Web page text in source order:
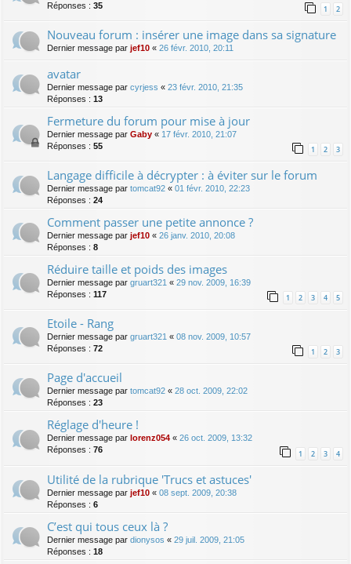
Réponses : 35 1 2
Nouveau forum : insérer une image dans sa signature
Dernier message par jef10 « 26 févr. 2010, 20:11
avatar
Dernier message par cyrjess « 23 févr. 2010, 21:35
Réponses : 13
Fermeture du forum pour mise à jour
Dernier message par Gaby « 17 févr. 2010, 21:07
Réponses : 55 1 2 3
Langage difficile à décrypter : à éviter sur le forum
Dernier message par tomcat92 « 01 févr. 2010, 22:23
Réponses : 24
Comment passer une petite annonce ?
Dernier message par jef10 « 26 janv. 2010, 20:08
Réponses : 8
Réduire taille et poids des images
Dernier message par gruart321 « 29 nov. 2009, 16:39
Réponses : 117 1 2 3 4 5
Etoile - Rang
Dernier message par gruart321 « 08 nov. 2009, 10:57
Réponses : 72 1 2 3
Page d'accueil
Dernier message par tomcat92 « 28 oct. 2009, 22:02
Réponses : 23
Réglage d'heure !
Dernier message par lorenz054 « 26 oct. 2009, 13:32
Réponses : 76 1 2 3 4
Utilité de la rubrique 'Trucs et astuces'
Dernier message par jef10 « 08 sept. 2009, 20:38
Réponses : 6
C’est qui tous ceux là ?
Dernier message par dionysos « 29 juil. 2009, 21:05
Réponses : 18